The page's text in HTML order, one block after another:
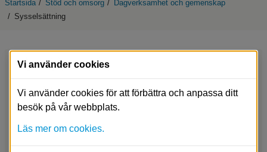
Startsida / Stöd och omsorg / Dagverksamhet och gemenskap
/ Sysselsättning
Transport
Återbruket
Vi använder cookies
Vi använder cookies för att förbättra och anpassa ditt
besök på vår webbplats.
Läs mer om cookies.